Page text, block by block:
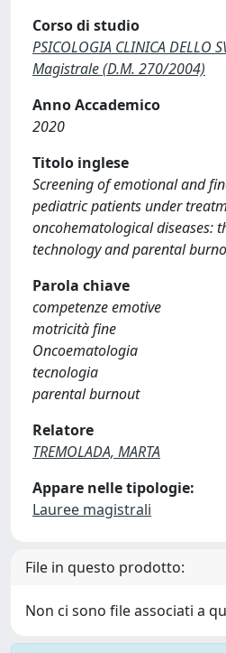
Corso di studio
PSICOLOGIA CLINICA DELLO
Magistrale (D.M. 270/2004)
Anno Accademico
2020
Titolo inglese
Screening of emotional and
pediatric patients under
oncohematological diseases:
technology and parental
Parola chiave
competenze emotive
motricità fine
Oncoematologia
tecnologia
parental burnout
Relatore
TREMOLADA, MARTA
Appare nelle tipologie:
Lauree magistrali
File in questo prodotto:
Non ci sono file associati a